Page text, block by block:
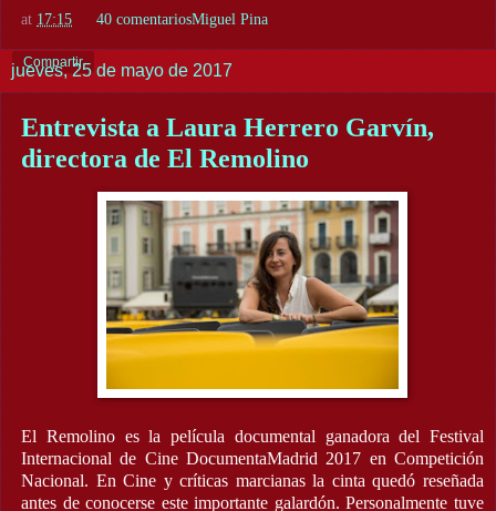
Miguel Pina
at 17:15 40 comentarios
Compartir
jueves, 25 de mayo de 2017
Entrevista a Laura Herrero Garvín,
directora de El Remolino
El Remolino es la película documental ganadora del Festival
Internacional de Cine DocumentaMadrid 2017 en Competición
Nacional. En Cine y críticas marcianas la cinta quedó reseñada
antes de conocerse este importante galardón. Personalmente tuve